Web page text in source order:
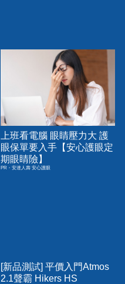
上班看電腦 眼睛壓力大 護
眼保單要入手【安心護眼定
期眼睛險】
PR・安達人壽 安心護眼
[新品測試] 平價入門Atmos
2.1聲霸 Hikers HS